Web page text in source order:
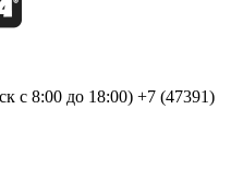
с 8:00 до 18:00) +7 (47391)